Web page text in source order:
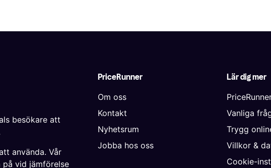
PriceRunner
Om oss
Kontakt
Nyhetsrum
Jobba hos oss
Lär dig mer
Vanliga
Trygg
Villkor &
Cookie-
besökare att
använda. Vår
vid jämförelse